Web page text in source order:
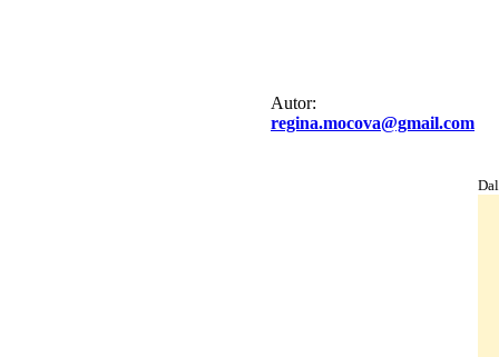
Autor:
regina.mocova@gmail.com